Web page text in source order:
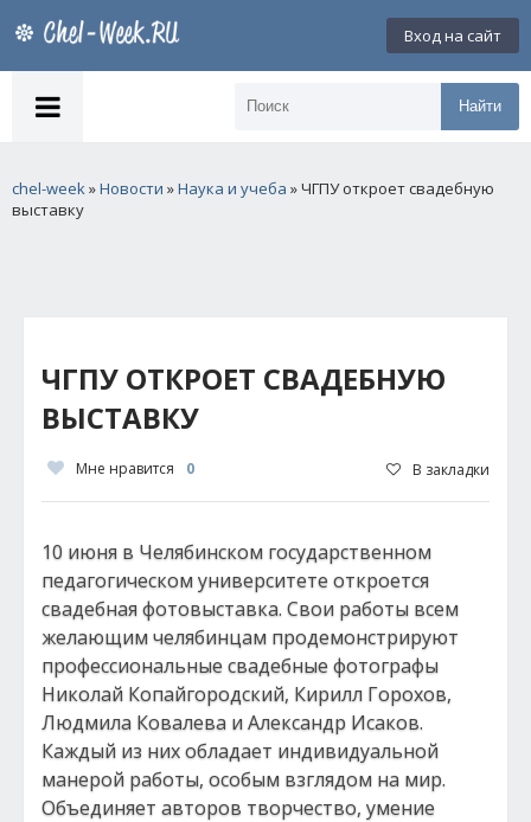
Вход на сайт
Найти
chel-week»Новости »Наука и учеба » ЧГПУ откроет свадебную
выставку
ЧГПУ ОТКРОЕТ СВАДЕБНУЮ
ВЫСТАВКУ
Мне нравится 0 В закладки
10 июня в Челябинском государственном
педагогическом университете откроется
свадебная фотовыставка. Свои работы всем
желающим челябинцам продемонстрируют
профессиональные свадебные фотографы
Николай Копайгородский, Кирилл Горохов,
Людмила Ковалева и Александр Исаков.
Каждый из них обладает индивидуальной
манерой работы, особым взглядом на мир.
Объединяет авторов творчество, умение